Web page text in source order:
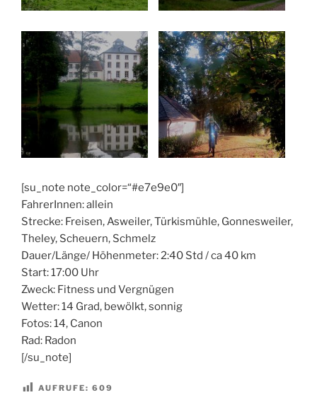
[su_note note_color=“#e7e9e0″]
FahrerInnen: allein
Strecke: Freisen, Asweiler, Türkismühle, Gonnesweiler,
Theley, Scheuern, Schmelz
Dauer/Länge/ Höhenmeter: 2:40 Std / ca 40 km
Start: 17:00 Uhr
Zweck: Fitness und Vergnügen
Wetter: 14 Grad, bewölkt, sonnig
Fotos: 14, Canon
Rad: Radon
[/su_note]
AUFRUFE: 609